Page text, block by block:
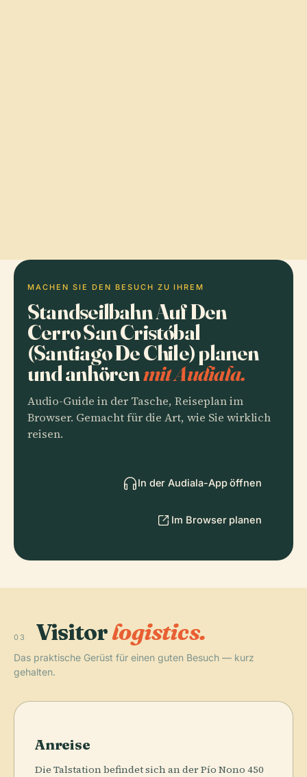
MACHEN SIE DEN BESUCH ZU IHREM
Standseilbahn Auf Den
Cerro San Cristóbal
(Santiago De Chile) planen
und anhörenmit Audiala.
Audio-Guide in der Tasche, Reiseplan im
Browser. Gemacht für die Art, wie Sie wirklich
reisen.
In der Audiala-App öffnen
Im Browser planen
03 Visitorlogistics.
Das praktische Gerüst für einen guten Besuch — kurz
gehalten.
Anreise
Die Talstation befindet sich an der Pío Nono 450